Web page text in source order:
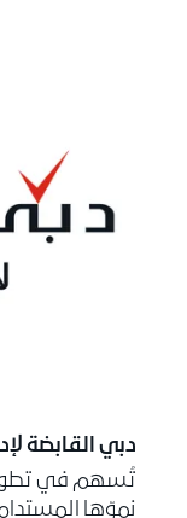
دبي القابضة
تُسهم في
نموّها